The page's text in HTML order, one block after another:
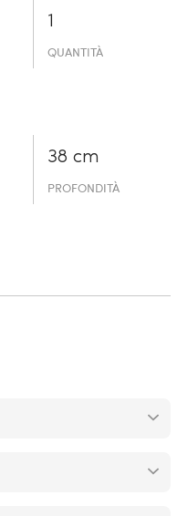
1
QUANTITÀ
38 cm
PROFONDITÀ